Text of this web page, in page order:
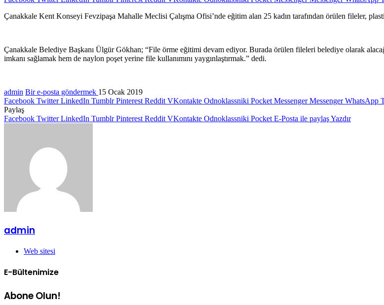
Çanakkale Kent Konseyi Fevzipaşa Mahalle Meclisi Çalışma Ofisi’nde eğitim alan 25 kadın tarafından örülen fileler,
Çanakkale Belediye Başkanı Ülgür Gökhan; “File örme eğitimi devam ediyor. Burada örülen fileleri belediye olarak
imkanı sağlamak hem de naylon poşet yerine file kullanımını yaygınlaştırmak.” dedi.
admin Bir e-posta göndermek 15 Ocak 2019
Facebook Twitter LinkedIn Tumblr Pinterest Reddit VKontakte Odnoklassniki Pocket Messenger Messenger WhatsApp
Paylaş
Facebook Twitter LinkedIn Tumblr Pinterest Reddit VKontakte Odnoklassniki Pocket E-Posta ile paylaşYazdır
admin
Web sitesi
E-Bültenimize
Abone Olun!